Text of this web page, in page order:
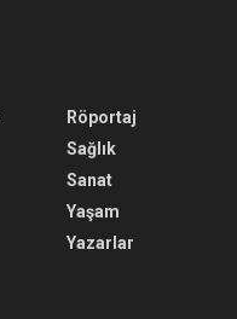
Röportaj
Sağlık
Sanat
Yaşam
Yazarlar